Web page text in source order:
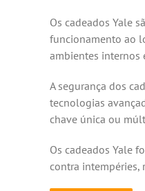
Os cadeados Yale
funcionamento ao
ambientes internos
A segurança dos
tecnologias
chave única ou
Os cadeados Yale
contra intempéries,